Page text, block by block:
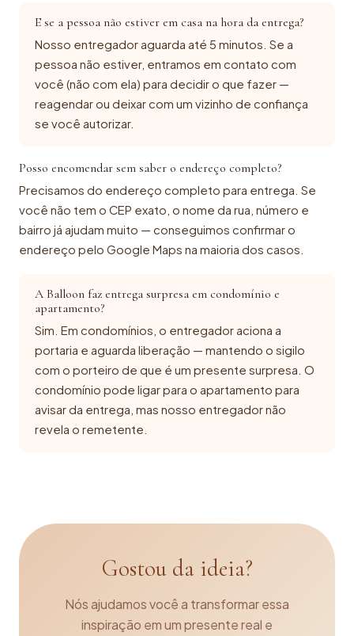
E se a pessoa não estiver em casa na hora da entrega?
Nosso entregador aguarda até 5 minutos. Se a
pessoa não estiver, entramos em contato com
você (não com ela) para decidir o que fazer —
reagendar ou deixar com um vizinho de confiança
se você autorizar.
Posso encomendar sem saber o endereço completo?
Precisamos do endereço completo para entrega. Se
você não tem o CEP exato, o nome da rua, número e
bairro já ajudam muito — conseguimos confirmar o
endereço pelo Google Maps na maioria dos casos.
A Balloon faz entrega surpresa em condomínio e
apartamento?
Sim. Em condomínios, o entregador aciona a
portaria e aguarda liberação — mantendo o sigilo
com o porteiro de que é um presente surpresa. O
condomínio pode ligar para o apartamento para
avisar da entrega, mas nosso entregador não
revela o remetente.
Gostou da ideia?
Nós ajudamos você a transformar essa
inspiração em um presente real e